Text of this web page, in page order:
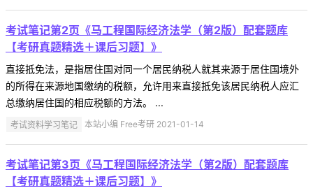
考试笔记第2页《马工程国际经济法学（第2版）配套题库
【考研真题精选＋课后习题】》
直接抵免法，是指居住国对同一个居民纳税人就其来源于居住国境外
的所得在来源地国缴纳的税额，允许用来直接抵免该居民纳税人应汇
总缴纳居住国的相应税额的方法。 ...
考试资料学习笔记 本站小编 Free考研 2021-01-14
考试笔记第3页《马工程国际经济法学（第2版）配套题库
【考研真题精选＋课后习题】》